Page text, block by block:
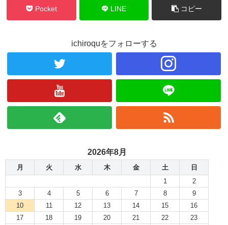
Pocket LINE コピー
ichiroquをフォローする
2026年8月
月 火 水 木 金 土
日
1
2
3
4 5 6 7 8
9
10
11 12 13 14 15
16
17
18 19 20 21 22
23